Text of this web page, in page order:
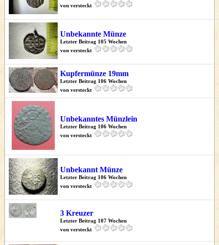
von versteckt
Unbekannte Münze
Letzter Beitrag 105 Wochen
von versteckt
Kupfermünze 19mm
Letzter Beitrag 106 Wochen
von versteckt
Unbekanntes Münzlein
Letzter Beitrag 106 Wochen
von versteckt
Unbekannt Münze
Letzter Beitrag 106 Wochen
von versteckt
3 Kreuzer
Letzter Beitrag 107 Wochen
von versteckt